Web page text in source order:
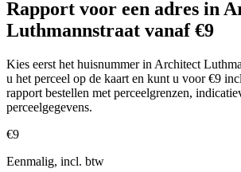
Rapport voor een adres in
Luthmannstraat vanaf €9
Kies eerst het huisnummer in Architect
u het perceel op de kaart en kunt u voor €9
rapport bestellen met perceelgrenzen,
perceelgegevens.
€9
Eenmalig, incl. btw